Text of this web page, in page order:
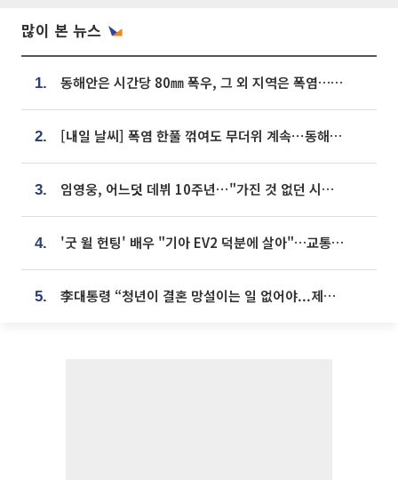
많이 본 뉴스
1. 동해안은 시간당 80㎜ 폭우, 그 외 지역은 폭염…‘극과 극 날씨’
2. [내일 날씨] 폭염 한풀 꺾여도 무더위 계속⋯동해안 이틀 연속 비
3. 임영웅, 어느덧 데뷔 10주년⋯"가진 것 없던 시절, 내 앞엔 20명의 팬뿐"
4. '굿 윌 헌팅' 배우 "기아 EV2 덕분에 살아"…교통사고 후 안전성 극찬
5. 李대통령 “청년이 결혼 망설이는 일 없어야...제도상 불이익 조사”